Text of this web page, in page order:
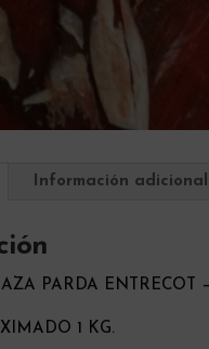
Información adicional
PARDA ENTRECOT
1 KG.